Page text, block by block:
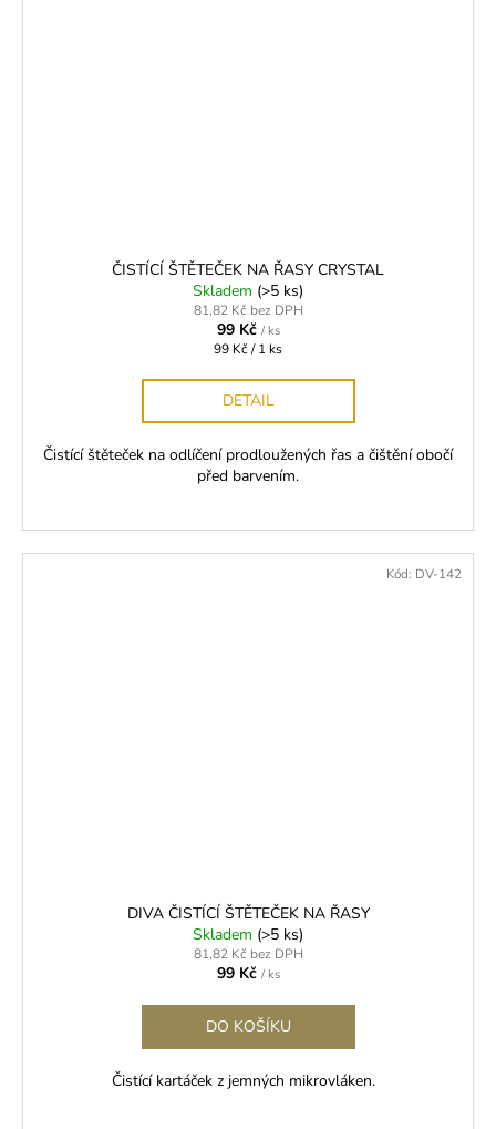
ČISTÍCÍ ŠTĚTEČEK NA ŘASY CRYSTAL
Skladem (>5 ks)
81,82 Kč bez DPH
99 Kč / ks
Měrná
99 Kč / 1 ks
DETAIL
Čistící štěteček na odlíčení prodloužených řas a čištění obočí
před barvením.
DIVA ČISTÍCÍ ŠTĚTEČEK NA ŘASY
Skladem (>5 ks)
81,82 Kč bez DPH
99 Kč / ks
DO KOŠÍKU
Čistící kartáček z jemných mikrovláken.
Kód: DV-142